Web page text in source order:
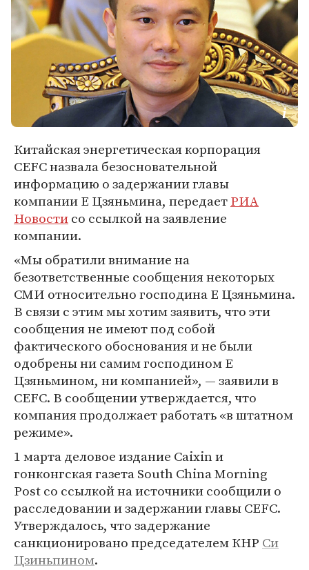
Китайская энергетическая корпорация
CEFC назвала безосновательной
информацию о задержании главы
компании Е Цзяньмина, передаетРИА
Новостисо ссылкой на заявление
компании.
«Мы обратили внимание на
безответственные сообщения некоторых
СМИ относительно господина Е Цзяньмина.
В связи с этим мы хотим заявить, что эти
сообщения не имеют под собой
фактического обоснования и не были
одобрены ни самим господином Е
Цзяньмином, ни компанией», — заявили в
CEFC. В сообщении утверждается, что
компания продолжает работать «в штатном
режиме».
1 марта деловое издание Caixin и
гонконгская газета South China Morning
Post со ссылкой на источники сообщили о
расследовании и задержании главы CEFC.
Утверждалось, что задержание
санкционировано председателем КНР Си
Цзиньпином.